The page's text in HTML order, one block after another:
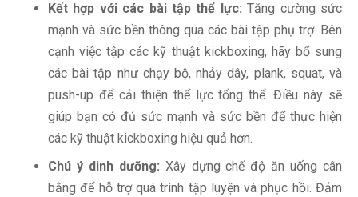
Kết hợp với các bài tập thể lực: Tăng cường sức
mạnh và sức bền thông qua các bài tập phụ trợ. Bên
cạnh việc tập các kỹ thuật kickboxing, hãy bổ sung
các bài tập như chạy bộ, nhảy dây, plank, squat, và
push-up để cải thiện thể lực tổng thể. Điều này sẽ
giúp bạn có đủ sức mạnh và sức bền để thực hiện
các kỹ thuật kickboxing hiệu quả hơn.
Chú ý dinh dưỡng: Xây dựng chế độ ăn uống cân
bằng để hỗ trợ quá trình tập luyện và phục hồi. Đảm